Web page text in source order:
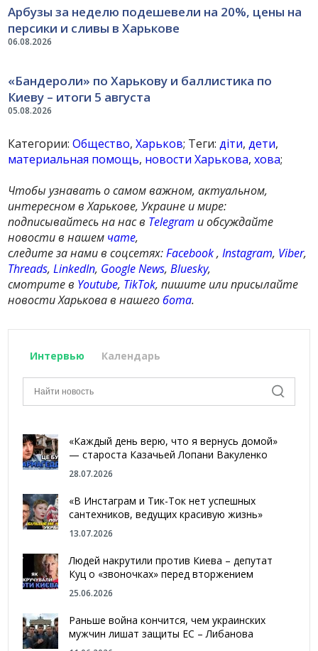
06.08.2026
Арбузы за неделю подешевели на 20%, цены на
персики и сливы в Харькове
05.08.2026
«Бандероли» по Харькову и баллистика по
Киеву – итоги 5 августа
Категории:Общество,Харьков; Теги:діти,дети,
материальная помощь, новости Харькова,хова;
Чтобы узнавать о самом важном, актуальном,
интересном в Харькове, Украине и мире:
подписывайтесь на нас в Telegram и обсуждайте
новости в нашем чате,
следите за нами в соцсетях:Facebook,Instagram, Viber,
Threads,LinkedIn, Google News,Bluesky,
смотрите в Youtube, TikTok, пишите или присылайте
новости Харькова в нашегобота.
Интервью Календарь
«Каждый день верю, что я вернусь домой»
— староста Казачьей Лопани Вакуленко
28.07.2026
«В Инстаграм и Тик-Ток нет успешных
сантехников, ведущих красивую жизнь»
13.07.2026
Людей накрутили против Киева – депутат
Куц о «звоночках» перед вторжением
25.06.2026
Раньше война кончится, чем украинских
мужчин лишат защиты ЕС – Либанова